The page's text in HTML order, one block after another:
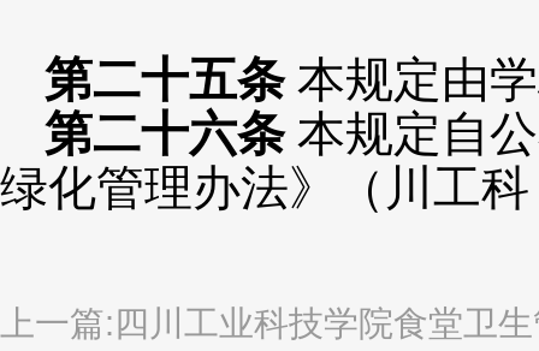
第二十五条 本规定由
第二十六条 本规定自
绿化管理办法》（ 川工
上一篇:四川工业科技学院食堂卫